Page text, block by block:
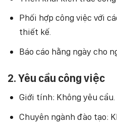
Phối hợp công việc với
thiết kế.
Báo cáo hằng ngày cho
2. Yêu cầu công việc
Giới tính: Không yêu cầu.
Chuyên ngành đào tạo: